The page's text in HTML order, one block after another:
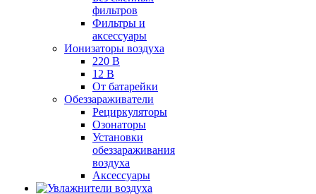
фильтров
Фильтры и
аксессуары
Ионизаторы воздуха
220 В
12 В
От батарейки
Обеззараживатели
Рециркуляторы
Озонаторы
Установки
обеззараживания
воздуха
Аксессуары